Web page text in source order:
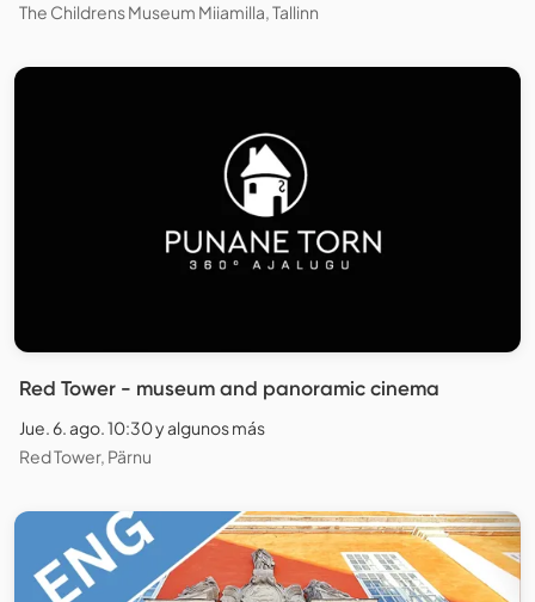
The Childrens Museum Miiamilla, Tallinn
Red Tower - museum and panoramic cinema
Jue. 6. ago. 10:30 y algunos más
Red Tower, Pärnu